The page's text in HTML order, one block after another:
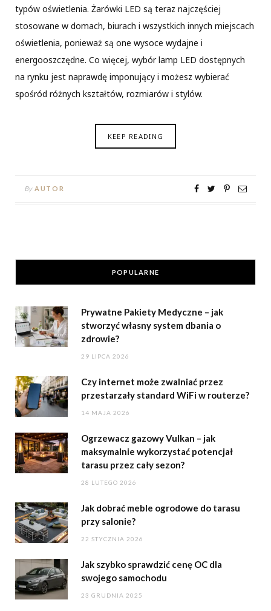
typów oświetlenia. Żarówki LED są teraz najczęściej
stosowane w domach, biurach i wszystkich innych miejscach
oświetlenia, ponieważ są one wysoce wydajne i
energooszczędne. Co więcej, wybór lamp LED dostępnych
na rynku jest naprawdę imponujący i możesz wybierać
spośród różnych kształtów, rozmiarów i stylów.
KEEP READING
By AUTOR
POPULARNE
Prywatne Pakiety Medyczne – jak
stworzyć własny system dbania o
zdrowie?
29 LIPCA 2026
Czy internet może zwalniać przez
przestarzały standard WiFi w routerze?
14 MAJA 2026
Ogrzewacz gazowy Vulkan – jak
maksymalnie wykorzystać potencjał
tarasu przez cały sezon?
28 LUTEGO 2026
Jak dobrać meble ogrodowe do tarasu
przy salonie?
22 STYCZNIA 2026
Jak szybko sprawdzić cenę OC dla
swojego samochodu
23 GRUDNIA 2025